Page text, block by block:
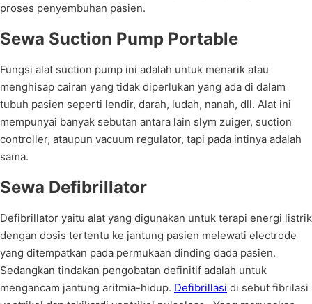
proses penyembuhan pasien.
Sewa Suction Pump Portable
Fungsi alat suction pump ini adalah untuk menarik atau
menghisap cairan yang tidak diperlukan yang ada di dalam
tubuh pasien seperti lendir, darah, ludah, nanah, dll. Alat ini
mempunyai banyak sebutan antara lain slym zuiger, suction
controller, ataupun vacuum regulator, tapi pada intinya adalah
sama.
Sewa Defibrillator
Defibrillator yaitu alat yang digunakan untuk terapi energi listrik
dengan dosis tertentu ke jantung pasien melewati electrode
yang ditempatkan pada permukaan dinding dada pasien.
Sedangkan tindakan pengobatan definitif adalah untuk
mengancam jantung aritmia-hidup. Defibrillasi di sebut fibrilasi